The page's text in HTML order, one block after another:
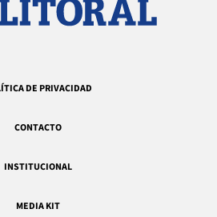
DE PRIVACIDAD
CONTACTO
INSTITUCIONAL
MEDIA KIT